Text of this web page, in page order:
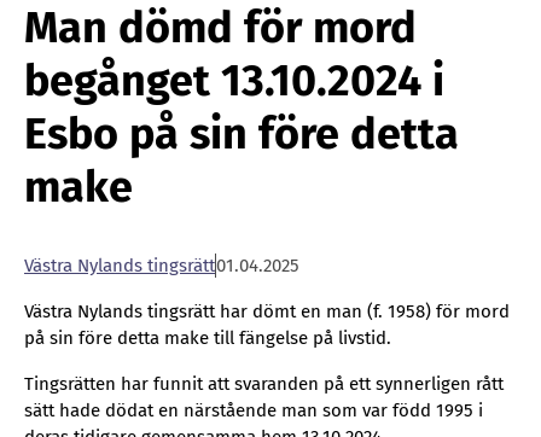
Man dömd för mord
begånget 13.10.2024 i
Esbo på sin före detta
make
Vä­stra Ny­lands tings­rätt01.04.2025
Västra Nylands tingsrätt har dömt en man (f. 1958) för mord
på sin före detta make till fängelse på livstid.
Tingsrätten har funnit att svaranden på ett synnerligen rått
sätt hade dödat en närstående man som var född 1995 i